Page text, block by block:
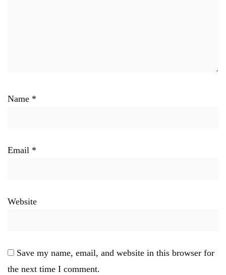
Name *
Email *
Website
Save my name, email, and website in this browser for
the next time I comment.